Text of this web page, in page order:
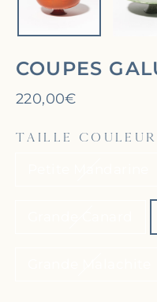
COUPES
Prix
220,00€
TAILLE COULEUR